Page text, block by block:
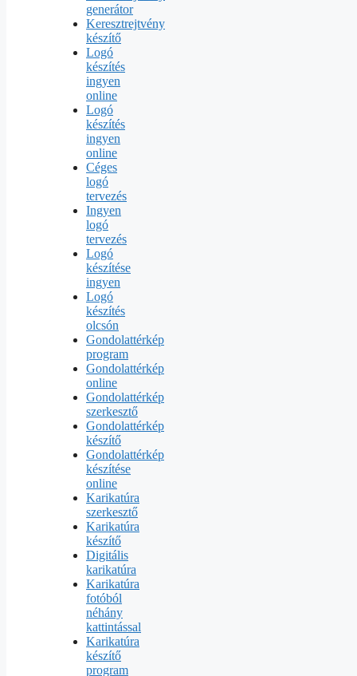
generátor
Keresztrejtvény
készítő
Logó
készítés
ingyen
online
Logó
készítés
ingyen
online
Céges
logó
tervezés
Ingyen
logó
tervezés
Logó
készítése
ingyen
Logó
készítés
olcsón
Gondolattérkép
program
Gondolattérkép
online
Gondolattérkép
szerkesztő
Gondolattérkép
készítő
Gondolattérkép
készítése
online
Karikatúra
szerkesztő
Karikatúra
készítő
Digitális
karikatúra
Karikatúra
fotóból
néhány
kattintással
Karikatúra
készítő
program